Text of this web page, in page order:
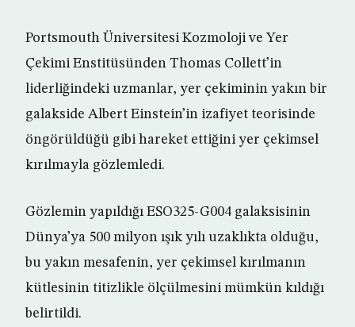
Portsmouth Üniversitesi Kozmoloji ve Yer
Çekimi Enstitüsünden Thomas Collett’in
liderliğindeki uzmanlar, yer çekiminin yakın bir
galakside Albert Einstein’in izafiyet teorisinde
öngörüldüğü gibi hareket ettiğini yer çekimsel
kırılmayla gözlemledi.
Gözlemin yapıldığı ESO325-G004 galaksisinin
Dünya’ya 500 milyon ışık yılı uzaklıkta olduğu,
bu yakın mesafenin, yer çekimsel kırılmanın
kütlesinin titizlikle ölçülmesini mümkün kıldığı
belirtildi.